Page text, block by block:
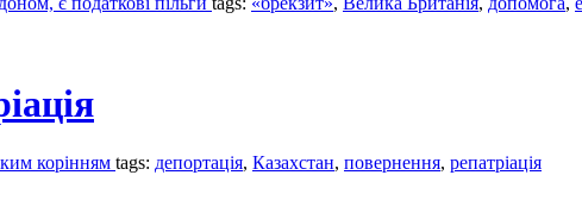
корінням tags: депортація, Казахстан, повернення, репатріація